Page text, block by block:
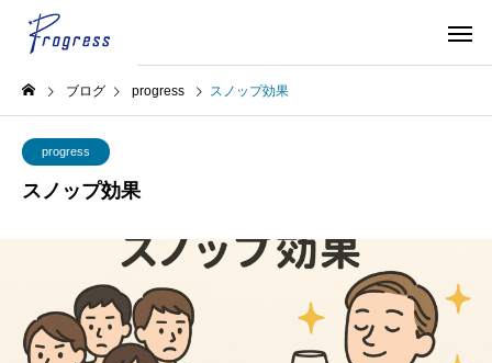
ブログ progress スノップ効果
progress
スノップ効果